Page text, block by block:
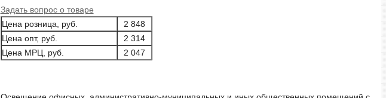
Задать вопрос о товаре
Цена розница, руб.
2 848
Цена опт, руб.
2 314
Цена МРЦ, руб.
2 047